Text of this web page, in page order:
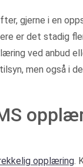
gjerne i en
er det stadig
ved anbud
men også i
opplæring.